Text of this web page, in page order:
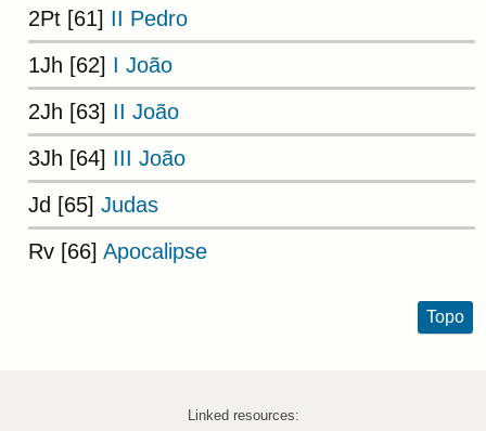
2Pt [61] II Pedro
1Jh [62] I João
2Jh [63] II João
3Jh [64] III João
Jd [65] Judas
Rv [66] Apocalipse
Topo
Linked resources: